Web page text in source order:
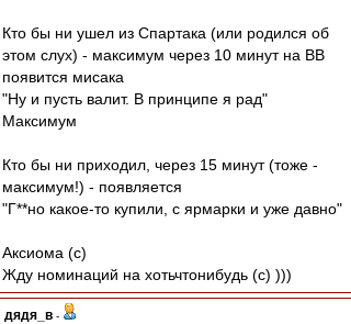
Кто бы ни ушел из Спартака (или родился об
этом слух) - максимум через 10 минут на ВВ
появится мисака
"Ну и пусть валит. В принципе я рад"
Максимум
Кто бы ни приходил, через 15 минут (тоже -
максимум!) - появляется
"Г**но какое-то купили, с ярмарки и уже давно"
Аксиома (с)
Жду номинаций на хотьчтонибудь (с) )))
дядя_в -